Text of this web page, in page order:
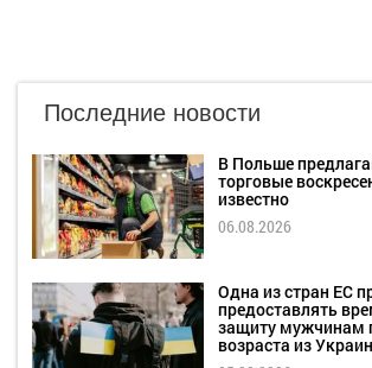
Последние новости
В Польше
торговые
известно
06.08.2026
Одна из стран ЕС
предоставлять
защиту мужчинам
возраста из